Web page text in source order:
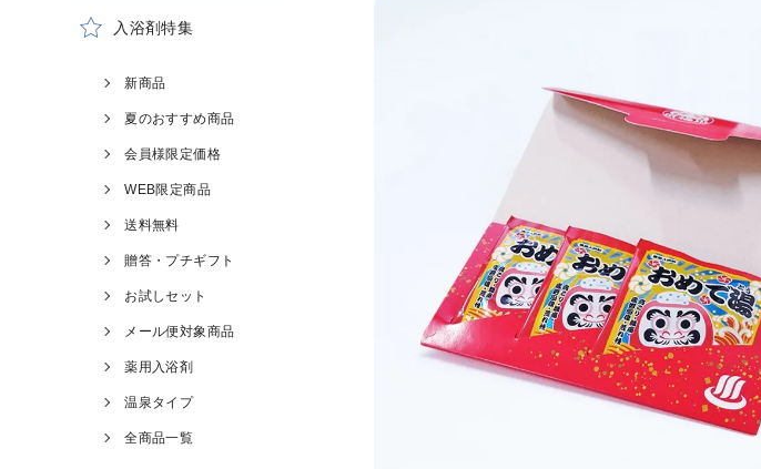
入浴剤特集
新商品
夏のおすすめ商品
会員様限定価格
WEB限定商品
送料無料
贈答・プチギフト
お試しセット
メール便対象商品
薬用入浴剤
温泉タイプ
全商品一覧